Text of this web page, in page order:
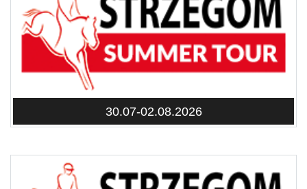
30.07-02.08.2026